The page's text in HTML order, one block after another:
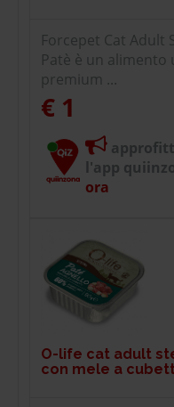
Forcepet Cat Adult
Patè è un
premium ...
€ 1
l'app
ora
O-life cat adult
con mele a